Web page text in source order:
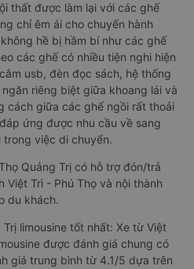
thất được làm lại với các ghế
chỉ êm ái cho chuyến hành
hề bị hầm bí như các ghế
các ghế có nhiều tiện nghi hiện
usb, đèn đọc sách, hệ thống
riêng biệt giữa khoang lái và
cách giữa các ghế ngồi rất thoải
ứng được nhu cầu về sang
việc di chuyển.
Quảng Trị có hỗ trợ đón/trả
Việt Trì - Phú Thọ và nội thành
du khách.
limousine tốt nhất: Xe từ Việt
được đánh giá chung có
giá trung bình từ 4.1/5 dựa trên